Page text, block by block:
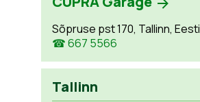
Sõpruse pst 170, Tallinn, Eesti
☎ 667 5566
Tallinn